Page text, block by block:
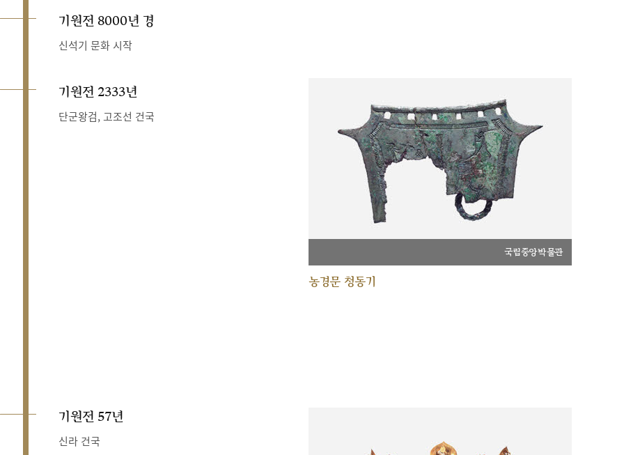
기원전 8000년 경
신석기 문화 시작
기원전 2333년
단군왕검, 고조선 건국
국립중앙박물관
농경문 청동기
기원전 57년
신라 건국